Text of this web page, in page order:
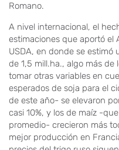
Romano.
A nivel internacional, el
estimaciones que aportó el
USDA, en donde se estimó
de 1,5 mill.ha., algo más de
tomar otras variables en
esperados de soja para el
de este año- se elevaron
casi 10%, y los de maíz -
promedio- crecieron más
mejor producción en